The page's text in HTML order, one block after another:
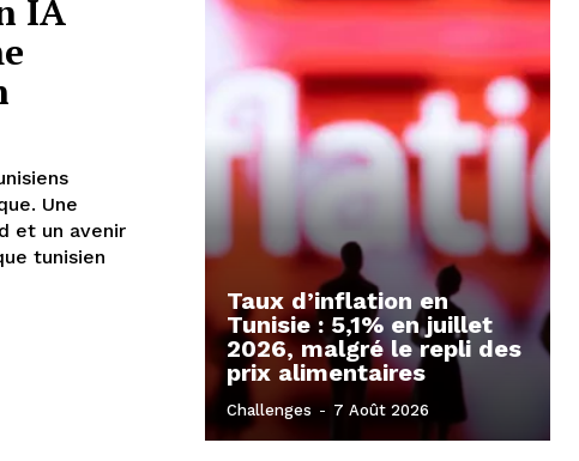
IA
Une
et un avenir
tunisien
Taux d’inflation en
Tunisie : 5,1% en juillet
2026, malgré le repli des
prix alimentaires
Challenges - 7 Août 2026